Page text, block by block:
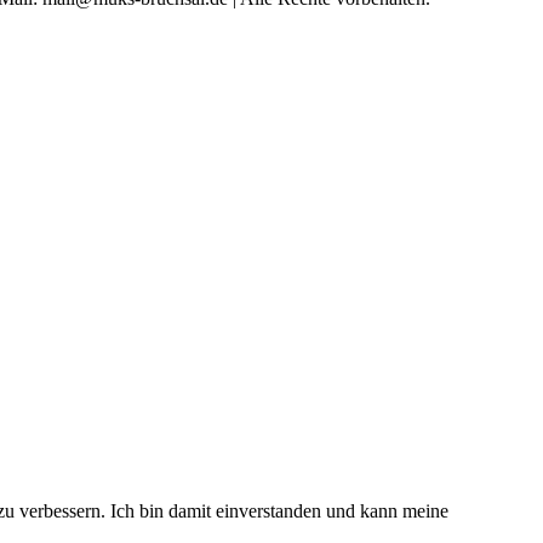
verbessern. Ich bin damit einverstanden und kann meine